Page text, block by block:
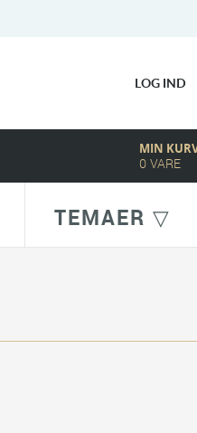
LOG IND
MIN
0 VARE
TEMAER ▽